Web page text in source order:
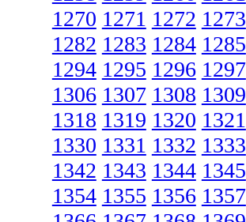
1270 1271 1272 1273
1282 1283 1284 1285
1294 1295 1296 1297
1306 1307 1308 1309
1318 1319 1320 1321
1330 1331 1332 1333
1342 1343 1344 1345
1354 1355 1356 1357